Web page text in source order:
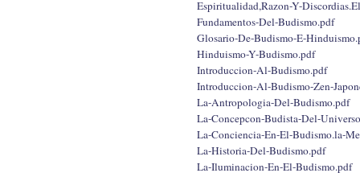
Espiritualidad,Razon-Y-
Fundamentos-Del-Budismo.pdf
Glosario-De-Budismo-E-
Hinduismo-Y-Budismo.pdf
Introduccion-Al-Budismo.pdf
Introduccion-Al-Budismo-Zen-
La-Antropologia-Del-Budismo.pdf
La-Concepcon-Budista-Del-
La-Conciencia-En-El-Budismo.la-
La-Historia-Del-Budismo.pdf
La-Iluminacion-En-El-Budismo.pdf